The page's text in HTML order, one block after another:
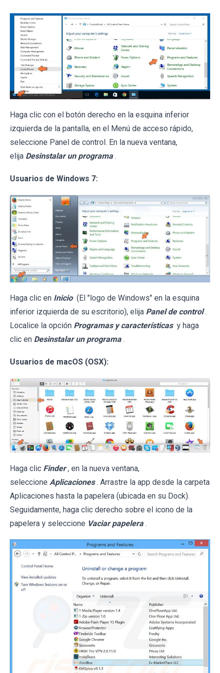
Haga clic con el botón derecho en la esquina inferior
izquierda de la pantalla, en el Menú de acceso rápido,
seleccione Panel de control. En la nueva ventana,
elija Desinstalar un programa .
Usuarios de Windows 7:
Haga clic en Inicio (El "logo de Windows" en la esquina
inferior izquierda de su escritorio), elija Panel de control .
Localice la opción Programas y características y haga
clic en Desinstalar un programa .
Usuarios de macOS (OSX):
Haga clic Finder , en la nueva ventana,
seleccione Aplicaciones . Arrastre la app desde la carpeta
Aplicaciones hasta la papelera (ubicada en su Dock).
Seguidamente, haga clic derecho sobre el icono de la
papelera y seleccione Vaciar papelera .